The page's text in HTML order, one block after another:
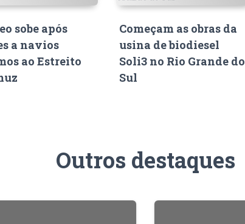
sobe após
a navios
ao Estreito
Começam as obras da
usina de biodiesel
Soli3 no Rio Grande do
Sul
Outros destaques